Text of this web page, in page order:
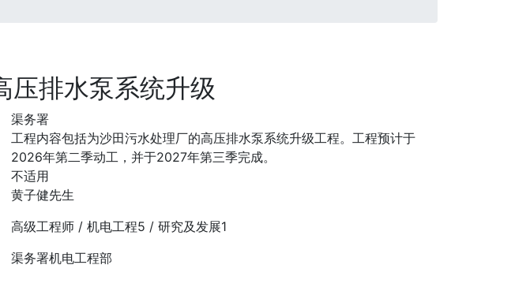
压排水泵系统升级
渠务署
工程内容包括为沙田污水处理厂的高压排水泵系统升级工程。工程预计于
2026年第二季动工，并于2027年第三季完成。
不适用
黄子健先生
高级工程师 / 机电工程5 / 研究及发展1
渠务署机电工程部